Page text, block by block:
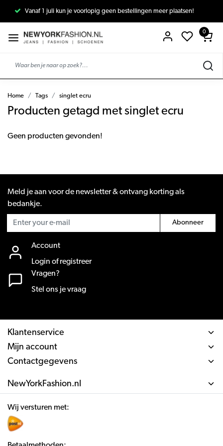
Vanaf 1 juli kun je voorlopig geen bestellingen meer plaatsen!
0
Home Tags singlet ecru
Producten getagd met singlet ecru
Geen producten gevonden!
Meld je aan voor de newsletter & ontvang korting als
bedankje.
Abonneer
Account
Login of registreer
Vragen?
Stel ons je vraag
Klantenservice
Mijn account
Contactgegevens
NewYorkFashion.nl
Wij versturen met: